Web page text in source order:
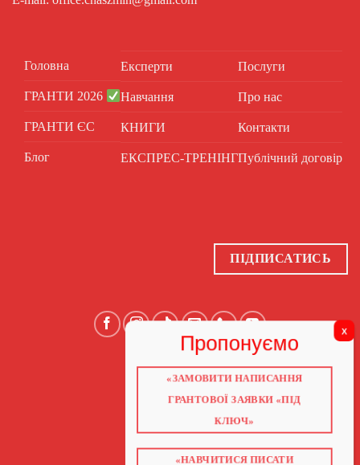
Головна
ГРАНТИ 2026
ГРАНТИ ЄС
Блог
Експерти
Навчання
КНИГИ
ЕКСПРЕС-ТРЕНІНГ
Послуги
Про нас
Контакти
Публічний договір
ПІДПИСАТИСЬ
ГОЛОВНА
ГРАНТИ 2026
ПОСЛУГИ
НАВЧАННЯ
КНИГИ
«ЗАМОВИТИ НАПИСАННЯ
ГРАНТОВОЇ ЗАЯВКИ «ПІД
КЛЮЧ»
«НАВЧИТИСЯ ПИСАТИ